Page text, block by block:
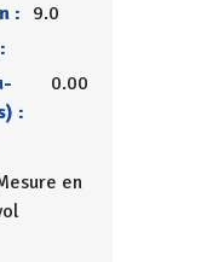
:
9.0
:
0.00
en